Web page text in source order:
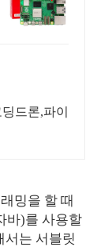
드론,파이
밍을 할 때
바)를 사용할
서는 서블릿